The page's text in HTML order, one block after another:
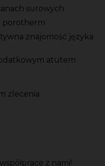
surowych
porotherm
znajomość języka
atutem
zlecenia
z nami!